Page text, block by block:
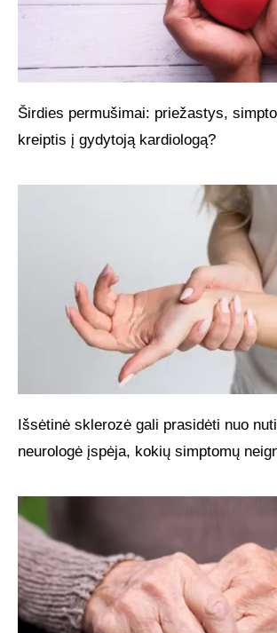
Širdies permušimai: priežastys,
kreiptis į gydytoją kardiologą?
Išsėtinė sklerozė gali prasidėti nuo
neurologė įspėja, kokių simptomų